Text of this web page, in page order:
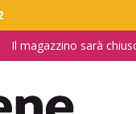
Il magazzino sarà